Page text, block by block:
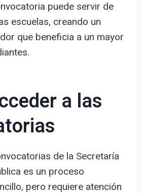
puede servir de
escuelas, creando un
que beneficia a un mayor
a las
de la Secretaría
es un proceso
pero requiere atención